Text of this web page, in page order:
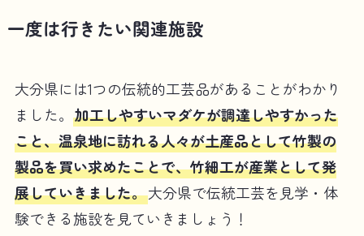
一度は行きたい関連施設
大分県には1つの伝統的工芸品があることがわかり
ました。 加工しやすいマダケが調達しやすかった
こと、温泉地に訪れる人々が土産品として竹製の
製品を買い求めたことで、竹細工が産業として発
展していきました。大分県で伝統工芸を見学・体
験できる施設を見ていきましょう！